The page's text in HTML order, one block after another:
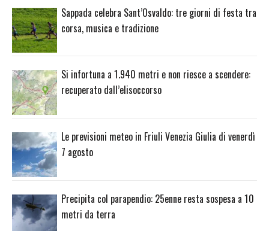
Sappada celebra Sant’Osvaldo: tre giorni di festa tra
corsa, musica e tradizione
Si infortuna a 1.940 metri e non riesce a scendere:
recuperato dall’elisoccorso
Le previsioni meteo in Friuli Venezia Giulia di venerdì
7 agosto
Precipita col parapendio: 25enne resta sospesa a 10
metri da terra